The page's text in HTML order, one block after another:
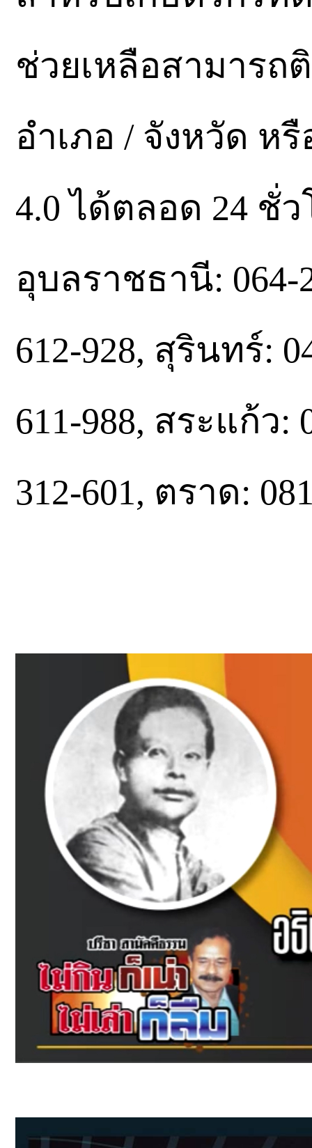
ช่วยเหลือสามาร
อำเภอ / จังหวัด ห
4.0 ได้ตลอด 24 ชั่
อุบลราชธานี: 064-
612-928, สุรินทร์:
611-988, สระแก้ว:
312-601, ตราด: